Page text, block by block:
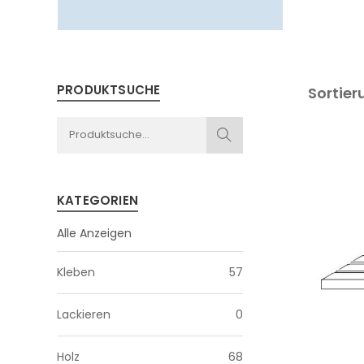
PRODUKTSUCHE
KATEGORIEN
Alle Anzeigen
Kleben 57
Lackieren 0
Holz 68